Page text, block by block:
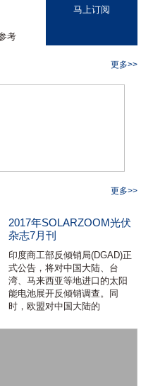
考
马上订阅
更多>>
更多>>
2017年SOLARZOOM光伏
杂志7月刊
印度商工部反倾销局(DGAD)正
式公告，将对中国大陆、台
湾、马来西亚等地进口的太阳
能电池展开反倾销调查。同
时，欧盟对中国大陆的